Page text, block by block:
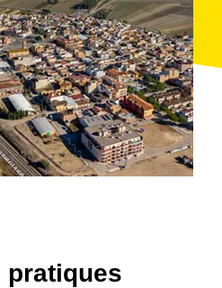
pratiques